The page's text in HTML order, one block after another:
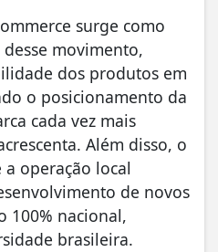
surge como
movimento,
dos produtos em
o posicionamento da
cada vez mais
Além disso, o
operação local
de novos
100% nacional,
brasileira.